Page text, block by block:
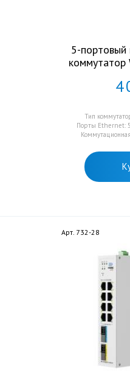
5-портовый
коммутатор
4
Тип
Порты Ethernet:
Коммутационная
Арт. 732-28